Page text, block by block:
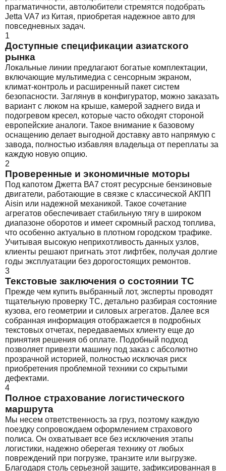
прагматичности, автолюбители стремятся подобрать
Jetta VA7 из Китая, приобретая надежное авто для
повседневных задач.
1
Доступные спецификации азиатского
рынка
Локальные линии предлагают богатые комплектации,
включающие мультимедиа с сенсорным экраном,
климат-контроль и расширенный пакет систем
безопасности. Заглянув в конфигуратор, можно заказать
вариант с люком на крыше, камерой заднего вида и
подогревом кресел, которые часто обходят стороной
европейские аналоги. Такое внимание к базовому
оснащению делает выгодной доставку авто напрямую с
завода, полностью избавляя владельца от переплаты за
каждую новую опцию.
2
Проверенные и экономичные моторы
Под капотом Джетта ВА7 стоят ресурсные бензиновые
двигатели, работающие в связке с классической АКПП
Aisin или надежной механикой. Такое сочетание
агрегатов обеспечивает стабильную тягу в широком
диапазоне оборотов и имеет скромный расход топлива,
что особенно актуально в плотном городском трафике.
Учитывая высокую неприхотливость данных узлов,
клиенты решают пригнать этот лифтбек, получая долгие
годы эксплуатации без дорогостоящих ремонтов.
3
Текстовые заключения о состоянии ТС
Прежде чем купить выбранный лот, эксперты проводят
тщательную проверку ТС, детально разбирая состояние
кузова, его геометрии и силовых агрегатов. Далее вся
собранная информация отображается в подробных
текстовых отчетах, передаваемых клиенту еще до
принятия решения об оплате. Подобный подход
позволяет привезти машину под заказ с абсолютно
прозрачной историей, полностью исключая риск
приобретения проблемной техники со скрытыми
дефектами.
4
Полное страхование логистического
маршрута
Мы несем ответственность за груз, поэтому каждую
поездку сопровождаем оформлением страхового
полиса. Он охватывает все без исключения этапы
логистики, надежно оберегая технику от любых
повреждений при погрузке, транзите или выгрузке.
Благодаря столь серьезной защите, зафиксированная в